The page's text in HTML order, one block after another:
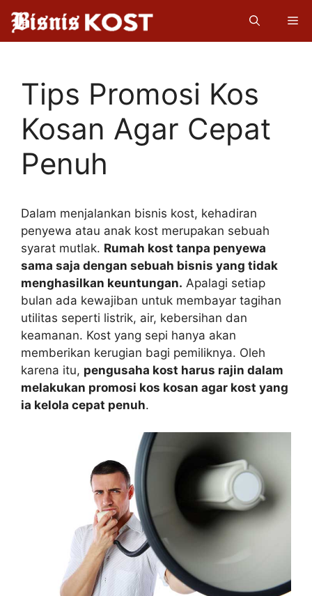
ke
isi
Tips Promosi Kos
Kosan Agar Cepat
Penuh
Dalam menjalankan bisnis kost, kehadiran
penyewa atau anak kost merupakan sebuah
syarat mutlak. Rumah kost tanpa penyewa
sama saja dengan sebuah bisnis yang tidak
menghasilkan keuntungan. Apalagi setiap
bulan ada kewajiban untuk membayar tagihan
utilitas seperti listrik, air, kebersihan dan
keamanan. Kost yang sepi hanya akan
memberikan kerugian bagi pemiliknya. Oleh
karena itu, pengusaha kost harus rajin dalam
melakukan promosi kos kosan agar kost yang
ia kelola cepat penuh.